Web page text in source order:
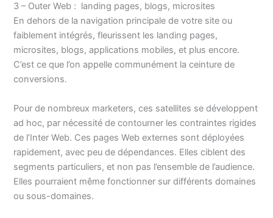
3 – Outer Web : landing pages, blogs, microsites
En dehors de la navigation principale de votre site ou
faiblement intégrés, fleurissent les landing pages,
microsites, blogs, applications mobiles, et plus encore.
C’est ce que l’on appelle communément la ceinture de
conversions.
Pour de nombreux marketers, ces satellites se développent
ad hoc, par nécessité de contourner les contraintes rigides
de l’Inter Web. Ces pages Web externes sont déployées
rapidement, avec peu de dépendances. Elles ciblent des
segments particuliers, et non pas l’ensemble de l’audience.
Elles pourraient même fonctionner sur différents domaines
ou sous-domaines.